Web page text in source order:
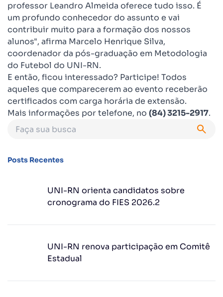
professor Leandro Almeida oferece tudo isso. É
um profundo conhecedor do assunto e vai
contribuir muito para a formação dos nossos
alunos", afirma Marcelo Henrique Silva,
coordenador da pós-graduação em Metodologia
do Futebol do UNI-RN.
E então, ficou interessado? Participe! Todos
aqueles que comparecerem ao evento receberão
certificados com carga horária de extensão.
Mais informações por telefone, no (84) 3215-2917.
Posts Recentes
UNI-RN orienta candidatos sobre
cronograma do FIES 2026.2
UNI-RN renova participação em Comitê
Estadual